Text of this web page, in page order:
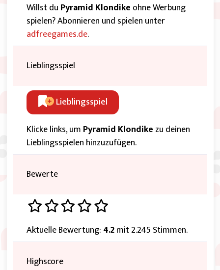
Willst du Pyramid Klondike ohne Werbung
spielen? Abonnieren und spielen unter
adfreegames.de.
Lieblingsspiel
Lieblingsspiel
Klicke links, um Pyramid Klondike zu deinen
Lieblingsspielen hinzuzufügen.
Bewerte
Aktuelle Bewertung: 4.2mit 2.245 Stimmen.
Highscore